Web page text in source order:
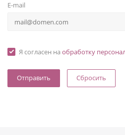
E-mail
Я согласен на обработку
Сбросить